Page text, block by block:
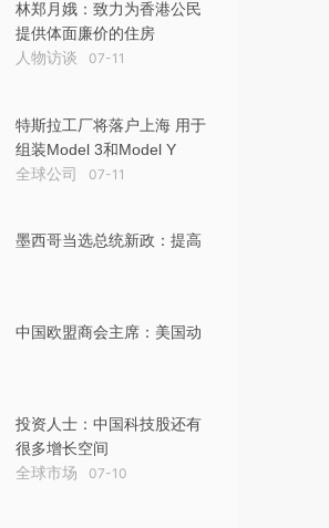
林郑月娥：致力为香港公民
提供体面廉价的住房
人物访谈 07-11
特斯拉工厂将落户上海 用于
组装Model 3和Model Y
全球公司 07-11
墨西哥当选总统新政：提高
中国欧盟商会主席：美国动
投资人士：中国科技股还有
很多增长空间
全球市场 07-10